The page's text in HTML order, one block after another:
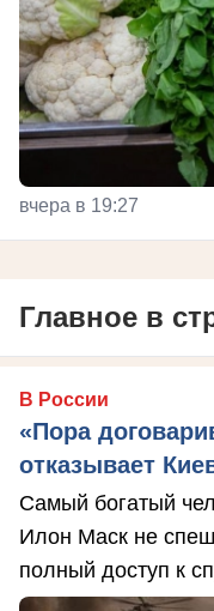
вчера в 19:27
Главное в
В России
«Пора
отказывает
Самый богатый
Илон Маск не
полный доступ к